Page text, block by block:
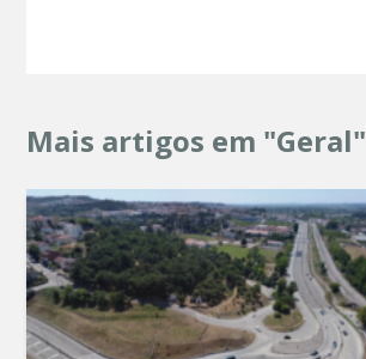
Mais artigos em "Geral"